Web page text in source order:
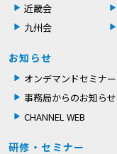
近畿会
九州会
お知らせ
オンデマンドセミナー
事務局からのお知らせ
CHANNEL WEB
研修・セミナー